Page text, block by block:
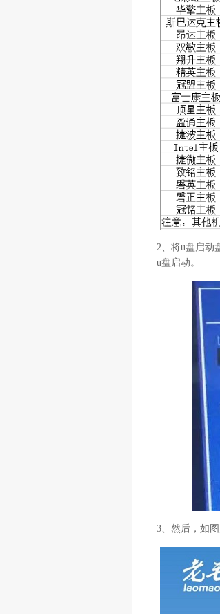
2、将u盘启动
u盘启动。
3、然后，如